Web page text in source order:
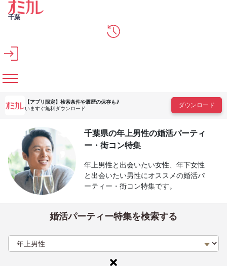
メインコンテンツへスキップ
千葉
【アプリ限定】 検索条件や履歴の保存も♪
いますぐ無料ダウンロード
ダウンロード
千葉県の年上男性の婚活パーティ
ー・街コン特集
年上男性と出会いたい女性、年下女性
と出会いたい男性にオススメの婚活パ
ーティー・街コン特集です。
婚活パーティー特集を検索する